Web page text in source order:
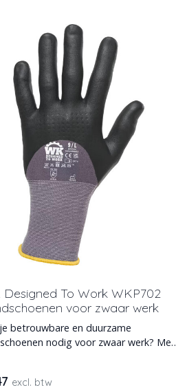
Designed To Work WKP702
voor zwaar werk
betrouwbare en duurzame
nodig voor zwaar werk? Met
excl. btw